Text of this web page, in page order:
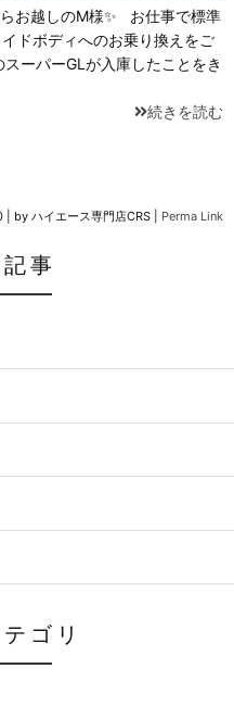
お越しのM様✨ お仕事で標準
ドボディへのお乗り換えをご
ーパーGLが入庫したことをき
続きを読む
by ハイエース専門店CRS Perma Link
事
ゴリ